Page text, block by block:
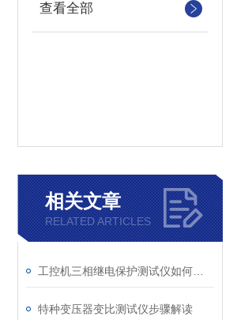
查看全部
相关文章
RELATED ARTICLES
特种变压器变比测试仪步骤解读